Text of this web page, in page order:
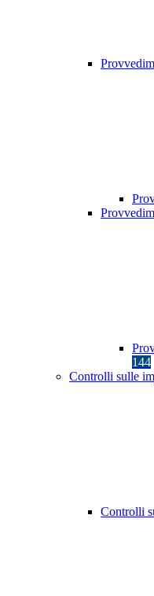
144
Controlli sulle
Controlli